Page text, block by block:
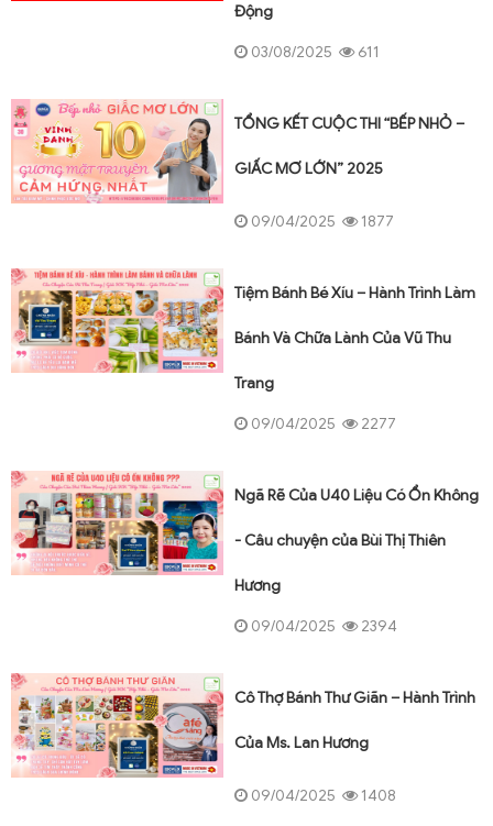
Động
03/08/2025 611
TỔNG KẾT CUỘC THI “BẾP NHỎ –
GIẤC MƠ LỚN” 2025
09/04/2025 1877
Tiệm Bánh Bé Xíu – Hành Trình Làm
Bánh Và Chữa Lành Của Vũ Thu
Trang
09/04/2025 2277
Ngã Rẽ Của U40 Liệu Có Ổn Không
- Câu chuyện của Bùi Thị Thiên
Hương
09/04/2025 2394
Cô Thợ Bánh Thư Giãn – Hành Trình
Của Ms. Lan Hương
09/04/2025 1408